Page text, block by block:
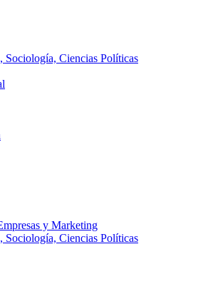
Sociología, Ciencias Políticas
y Marketing
Sociología, Ciencias Políticas